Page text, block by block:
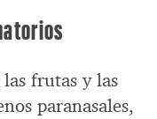
frutas y las
paranasales,